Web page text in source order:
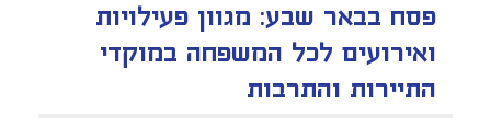
פסח בבאר שבע: מגוון פעילויות
ואירועים לכל המשפחה במוקדי
התיירות והתרבות